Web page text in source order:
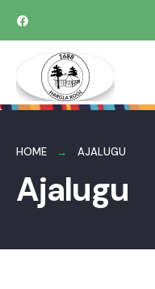
HOME AJALUGU
Ajalugu